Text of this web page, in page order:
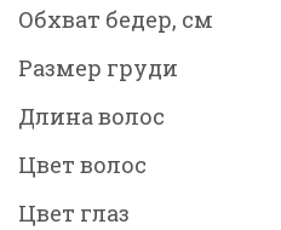
Обхват бедер, см
Размер груди
Длина волос
Цвет волос
Цвет глаз